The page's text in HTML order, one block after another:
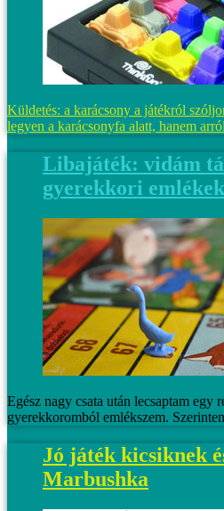
Küldetés: a karácsony a játékról
legyen a karácsonyfa alatt, hanem
Libajáték: vidám
gyerekkori emlékek
Egész nagy csata után lecsaptam egy
gyerekkoromból emlékszem.
Jó játék kicsiknek
Marbushka